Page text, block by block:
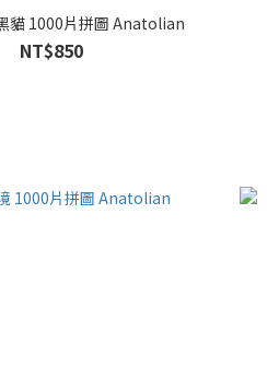
貓 1000片拼圖 Anatolian
NT$850